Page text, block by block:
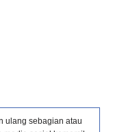
ulang sebagian atau